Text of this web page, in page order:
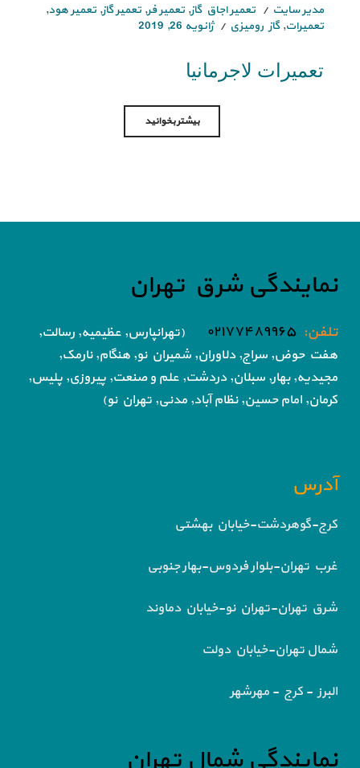
مدیر سایت تعمیر اجاق گاز, تعمیر فر, تعمیر گاز, تعمیر هود,
تعمیرات,گاز رومیزی ژانویه 26, 2019
تعمیرات لاجرمانیا
بیشتر بخوانید
نمایندگی شرق تهران
تلفن: ۰۲۱۷۷۴۸۹۹۶۵
(تهرانپارس, عظیمیه, رسالت,
هفت حوض, سراج, دلاوران, شمیران نو, هنگام, نارمک,
مجیدیه, بهار, سبلان, دردشت, علم و صنعت, پیروزی, پلیس,
کرمان, امام حسین, نظام آباد, مدنی, تهران نو)
آدرس
کرج-گوهردشت-خیابان بهشتی
غرب تهران-بلوار فردوس-بهار جنوبی
شرق تهران-تهران نو-خیابان دماوند
شمال تهران-خیابان دولت
البرز - کرج - مهرشهر
نمایندگی شمال تهران